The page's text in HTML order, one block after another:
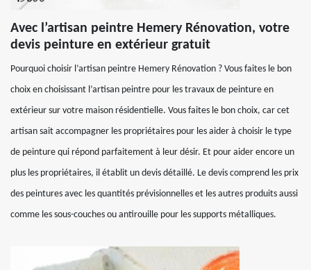
Avec l’artisan peintre Hemery Rénovation, votre
devis peinture en extérieur gratuit
Pourquoi choisir l’artisan peintre Hemery Rénovation ? Vous faites le bon
choix en choisissant l’artisan peintre pour les travaux de peinture en
extérieur sur votre maison résidentielle. Vous faites le bon choix, car cet
artisan sait accompagner les propriétaires pour les aider à choisir le type
de peinture qui répond parfaitement à leur désir. Et pour aider encore un
plus les propriétaires, il établit un devis détaillé. Le devis comprend les prix
des peintures avec les quantités prévisionnelles et les autres produits aussi
comme les sous-couches ou antirouille pour les supports métalliques.